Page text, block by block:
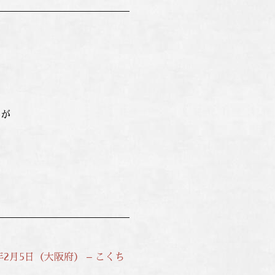
月5日（大阪府） – こくち